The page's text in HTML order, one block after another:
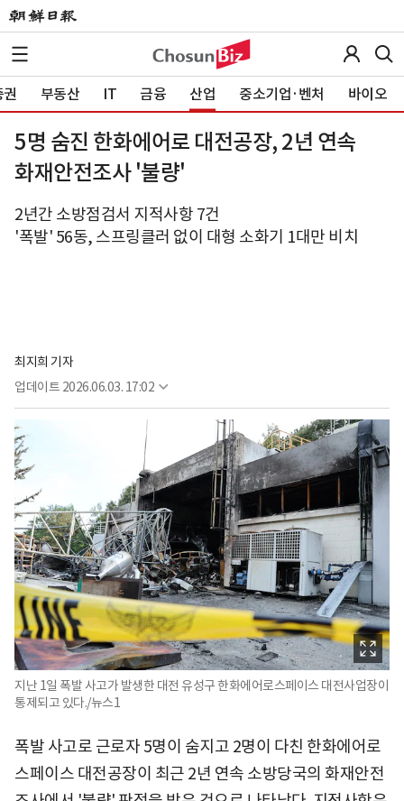
부동산 IT 금융 산업 중소기업·벤처 바이오
5명 숨진 한화에어로 대전공장, 2년 연속
화재안전조사 '불량'
2년간 소방점검서 지적사항 7건
'폭발' 56동, 스프링클러 없이 대형 소화기 1대만 비치
최지희 기자
업데이트 2026.06.03. 17:02
지난 1일 폭발 사고가 발생한 대전 유성구 한화에어로스페이스 대전사업장이
통제되고 있다./뉴스1
폭발 사고로 근로자 5명이 숨지고 2명이 다친 한화에어로
스페이스 대전공장이 최근 2년 연속 소방당국의 화재안전